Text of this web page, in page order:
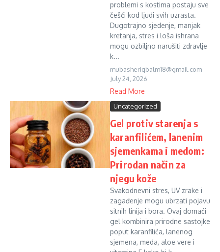
problemi s kostima postaju sve
češći kod ljudi svih uzrasta.
Dugotrajno sjedenje, manjak
kretanja, stres i loša ishrana
mogu ozbiljno narušiti zdravlje
k...
mubasheriqbalm18@gmail.com
July 24, 2026
Read More
Uncategorized
Gel protiv starenja s
karanfilićem, lanenim
sjemenkama i medom:
Prirodan način za
njegu kože
Svakodnevni stres, UV zrake i
zagađenje mogu ubrzati pojavu
sitnih linija i bora. Ovaj domaći
gel kombinira prirodne sastojke
poput karanfilića, lanenog
sjemena, meda, aloe vere i